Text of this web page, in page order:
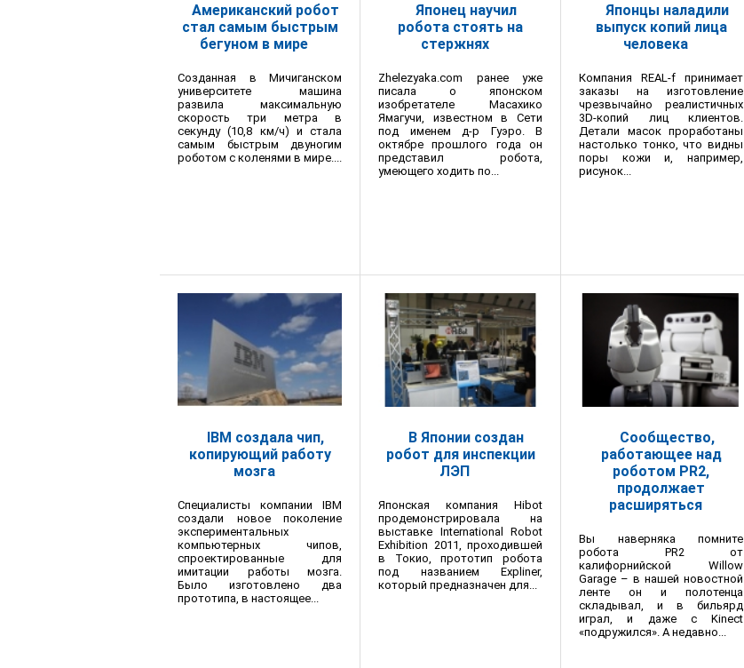
Американский робот
стал самым быстрым
бегуном в мире
Созданная в Мичиганском
университете машина
развила максимальную
скорость три метра в
секунду (10,8 км/ч) и стала
самым быстрым двуногим
роботом с коленями в мире....
Японец научил
робота стоять на
стержнях
Zhelezyaka.com ранее уже
писала о японском
изобретателе Масахико
Ямагучи, известном в Сети
под именем д-р Гуэро. В
октябре прошлого года он
представил робота,
умеющего ходить по...
Японцы наладили
выпуск копий лица
человека
Компания REAL-f принимает
заказы на изготовление
чрезвычайно реалистичных
3D-копий лиц клиентов.
Детали масок проработаны
настолько тонко, что видны
поры кожи и, например,
рисунок...
IBM создала чип,
копирующий работу
мозга
Специалисты компании IBM
создали новое поколение
экспериментальных
компьютерных чипов,
спроектированные для
имитации работы мозга.
Было изготовлено два
прототипа, в настоящее...
В Японии создан
робот для инспекции
ЛЭП
Японская компания Hibot
продемонстрировала на
выставке International Robot
Exhibition 2011, проходившей
в Токио, прототип робота
под названием Expliner,
который предназначен для...
Сообщество,
работающее над
роботом PR2,
продолжает
расширяться
Вы наверняка помните
робота PR2 от
калифорнийской Willow
Garage – в нашей новостной
ленте он и полотенца
складывал, и в бильярд
играл, и даже с Kinect
«подружился». А недавно...